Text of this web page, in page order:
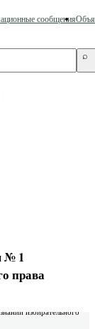
сообщения
⌕
№ 1
права